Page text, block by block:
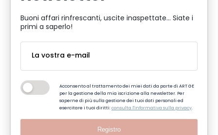
Buoni affari rinfrescanti, uscite inaspettate... Siate i
primi a saperlo!
Acconsento al trattamento dei miei dati da parte di ART GE
per la gestione della mia iscrizione alla newsletter. Per
saperne di più sulla gestione dei tuoi dati personali ed
esercitare i tuoi diritti:consulta l'informativa sulla privacy.
Registro